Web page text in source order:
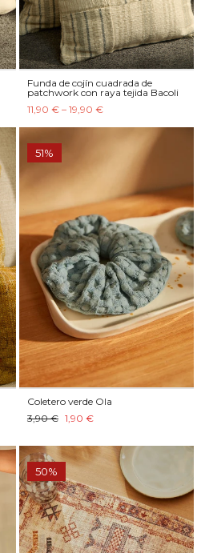
Funda de cojín cuadrada de
patchwork con raya tejida Bacoli
11,90 € – 19,90 €
51%
Coletero verde Ola
3,90 € 1,90 €
50%